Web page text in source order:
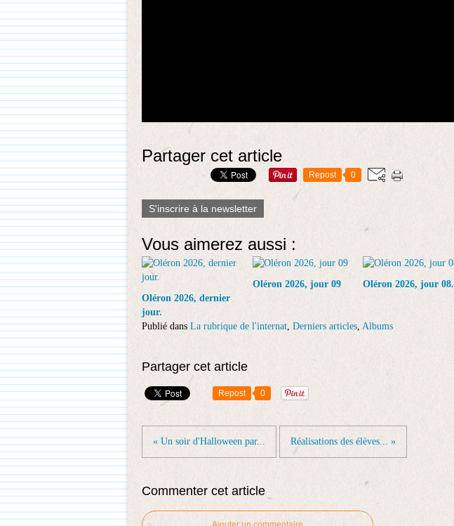
Partager cet article
Repost 0
S'inscrire à la newsletter
Vous aimerez aussi :
Oléron 2026, dernier
jour.
Oléron 2026, jour 09 Oléron 2026, jour 08.
Publié dans La rubrique de l'internat, Derniers articles, Albums
Partager cet article
Repost 0
« Un soir d'Halloween par... Réalisations des élèves... »
Commenter cet article